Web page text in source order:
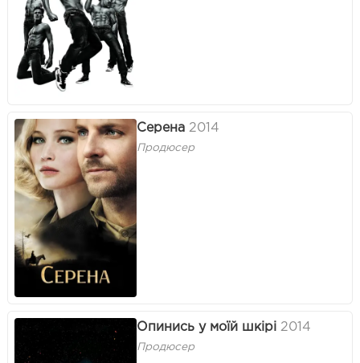
Серена 2014
Продюсер
Опинись у моїй шкірі 2014
Продюсер